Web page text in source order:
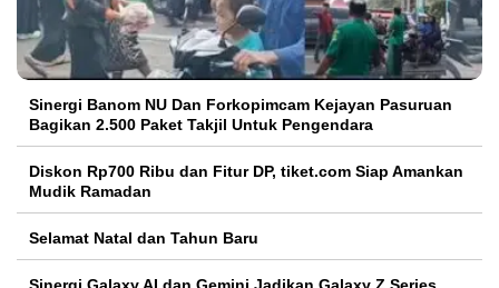
Sinergi Banom NU Dan Forkopimcam Kejayan Pasuruan
Bagikan 2.500 Paket Takjil Untuk Pengendara
Diskon Rp700 Ribu dan Fitur DP, tiket.com Siap Amankan
Mudik Ramadan
Selamat Natal dan Tahun Baru